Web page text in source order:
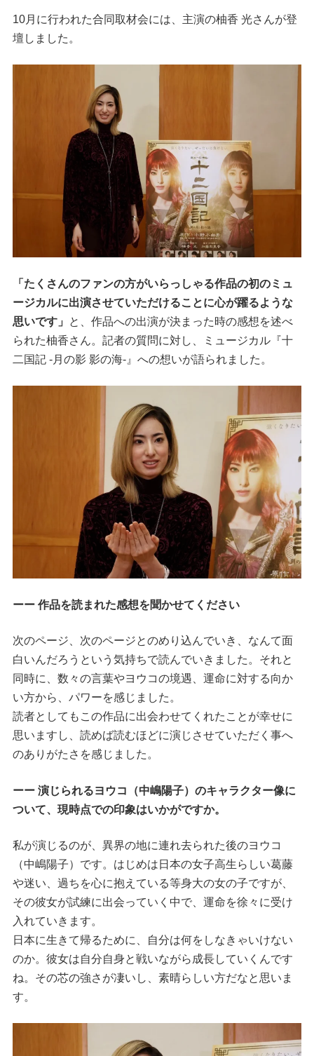
10月に行われた合同取材会には、主演の柚香 光さんが登
壇しました。
「たくさんのファンの方がいらっしゃる作品の初のミュ
ージカルに出演させていただけることに心が躍るような
思いです」
と、作品への出演が決まった時の感想を述べ
られた柚香さん。記者の質問に対し、ミュージカル『十
二国記 ‐月の影 影の海‐』への想いが語られました。
ーー 作品を読まれた感想を聞かせてください
次のページ、次のページとのめり込んでいき、なんて面
白いんだろうという気持ちで読んでいきました。それと
同時に、数々の言葉やヨウコの境遇、運命に対する向か
い方から、パワーを感じました。
読者としてもこの作品に出会わせてくれたことが幸せに
思いますし、読めば読むほどに演じさせていただく事へ
のありがたさを感じました。
ーー 演じられるヨウコ（中嶋陽子）のキャラクター像に
ついて、現時点での印象はいかがですか。
私が演じるのが、異界の地に連れ去られた後のヨウコ
（中嶋陽子）です。はじめは日本の女子高生らしい葛藤
や迷い、過ちを心に抱えている等身大の女の子ですが、
その彼女が試練に出会っていく中で、運命を徐々に受け
入れていきます。
日本に生きて帰るために、自分は何をしなきゃいけない
のか。彼女は自分自身と戦いながら成長していくんです
ね。その芯の強さが凄いし、素晴らしい方だなと思いま
す。